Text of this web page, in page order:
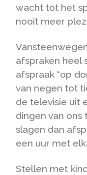
wacht tot het
nooit meer
afspraken heel
afspraak “op
van negen tot
de televisie uit
dingen van ons
slagen dan
een uur met
Stellen met